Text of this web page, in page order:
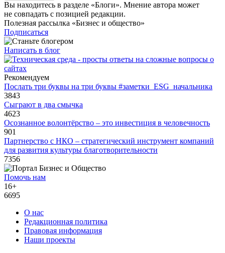
Вы находитесь в разделе «Блоги». Мнение автора может
не совпадать с позицией редакции.
Полезная рассылка «Бизнес и общество»
Подписаться
Написать в блог
Рекомендуем
Послать три буквы на три буквы #заметки_ESG_начальника
3843
Сыграют в два смычка
4623
Осознанное волонтёрство – это инвестиция в человечность
901
Партнерство с НКО – стратегический инструмент компаний
для развития культуры благотворительности
7356
Помочь нам
16+
6695
О нас
Редакционная политика
Правовая информация
Наши проекты